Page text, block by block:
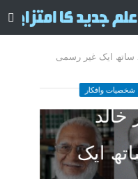
ساتھ ایک غیر رسمی
شخصیات وافکار
خالد
ایک